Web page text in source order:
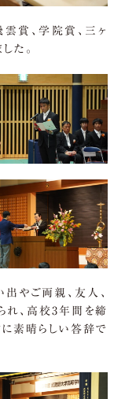
賞、学院賞、三ヶ
た。
やご両親、友人、
れ、高校3年間を締
に素晴らしい答辞で